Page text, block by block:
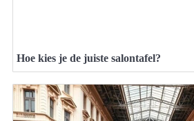
Hoe kies je de juiste salontafel?